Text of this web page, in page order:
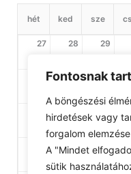
Fontosnak
A böngészési
hirdetések vagy
forgalom
A "Mindet
sütik
hét ked sze
27 28 29
4 5
11
18 19